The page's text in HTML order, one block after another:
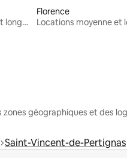
Locations moyenne et longue durée
Florence
géographiques et des
Saint-Vincent-de-Pertignas